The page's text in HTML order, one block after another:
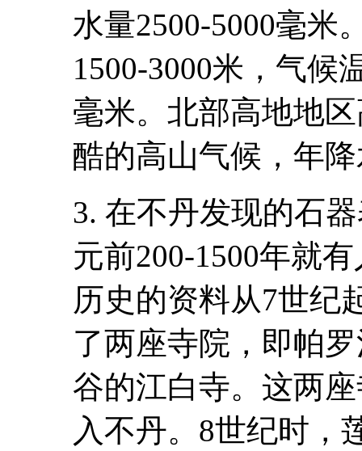
水量2500-5000毫米
1500-3000米，气候
毫米。北部高地地
酷的高山气候，年
3. 在不丹发现的石
元前200-1500年就
历史的资料从7世纪
了两座寺院，即帕
谷的江白寺。这两
入不丹。8世纪时，